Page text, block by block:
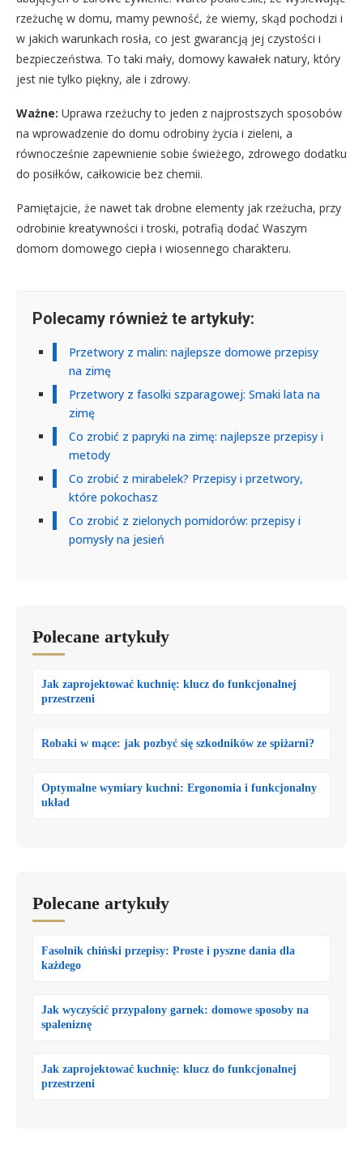
rzeżuchę w domu, mamy pewność, że wiemy, skąd pochodzi i
w jakich warunkach rosła, co jest gwarancją jej czystości i
bezpieczeństwa. To taki mały, domowy kawałek natury, który
jest nie tylko piękny, ale i zdrowy.
Ważne: Uprawa rzeżuchy to jeden z najprostszych sposobów
na wprowadzenie do domu odrobiny życia i zieleni, a
równocześnie zapewnienie sobie świeżego, zdrowego dodatku
do posiłków, całkowicie bez chemii.
Pamiętajcie, że nawet tak drobne elementy jak rzeżucha, przy
odrobinie kreatywności i troski, potrafią dodać Waszym
domom domowego ciepła i wiosennego charakteru.
Polecamy również te artykuły:
Przetwory z malin: najlepsze domowe przepisy
na zimę
Przetwory z fasolki szparagowej: Smaki lata na
zimę
Co zrobić z papryki na zimę: najlepsze przepisy i
metody
Co zrobić z mirabelek? Przepisy i przetwory,
które pokochasz
Co zrobić z zielonych pomidorów: przepisy i
pomysły na jesień
Polecane artykuły
Jak zaprojektować kuchnię: klucz do funkcjonalnej
przestrzeni
Robaki w mące: jak pozbyć się szkodników ze spiżarni?
Optymalne wymiary kuchni: Ergonomia i funkcjonalny
układ
Polecane artykuły
Fasolnik chiński przepisy: Proste i pyszne dania dla
każdego
Jak wyczyścić przypalony garnek: domowe sposoby na
spaleniznę
Jak zaprojektować kuchnię: klucz do funkcjonalnej
przestrzeni